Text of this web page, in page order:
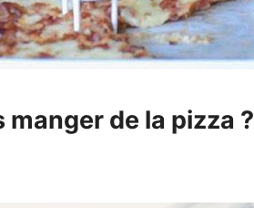
de la pizza ?